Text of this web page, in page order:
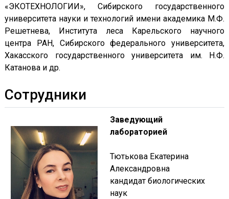
«ЭКОТЕХНОЛОГИИ», Сибирского государственного
университета науки и технологий имени академика М.Ф.
Решетнева, Института леса Карельского научного
центра РАН, Сибирского федерального университета,
Хакасского государственного университета им. Н.Ф.
Катанова и др.
Сотрудники
Заведующий
лабораторией
Тютькова Екатерина
Александровна
кандидат биологических
наук